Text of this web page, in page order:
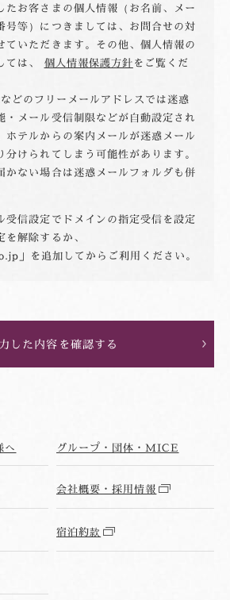
たお客さまの個人情報（お名前、メー
号等）につきましては、お問合せの対
ていただきます。その他、個人情報の
ては、 個人情報保護方針をご覧くだ
どのフリーメールアドレスでは迷惑
・メール受信制限などが自動設定され
ホテルからの案内メールが迷惑メール
分けられてしまう可能性があります。
かない場合は迷惑メールフォルダも併
受信設定でドメインの指定受信を設定
解除するか、
」を追加してからご利用ください。
へ グループ・団体・MICE
会社概要・採用情報
宿泊約款